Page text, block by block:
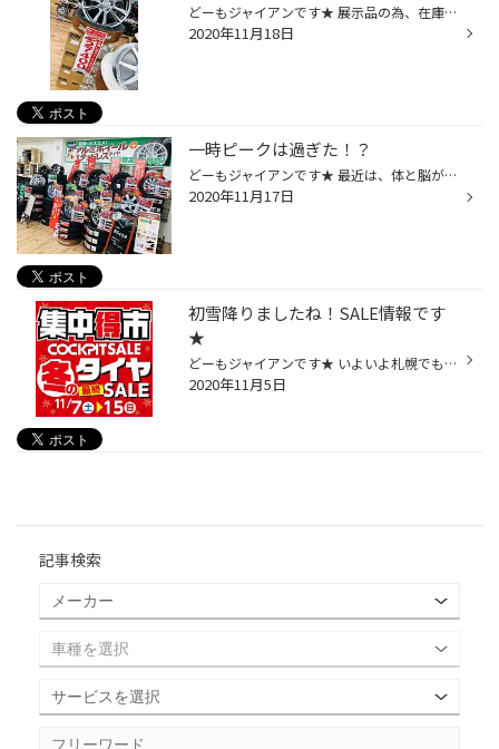
どーもジャイアンです★ 展示品の為、在庫処分価格でご提供できるホイールのご紹介です♪ ①商品：ｼﾋﾞﾗ ﾈｸｽﾄ C-5 サイズ：18X75 5 114 38 ②商品：ｳﾞｧｰﾚﾝ W04 サイズ： 17X70 5 114 38 ③商品：G.SPEED G-03 サイズ：16X65 5 100 48 ④商品：SEIN SV サイズ：14X55 4 100 43 店内中央に展示しています★ 早...
2020年11月18日
一時ピークは過ぎた！？
どーもジャイアンです★ 最近は、体と脳が疲れ果てて、帰りも遅く、 ブログを書く気力が残っていなく。。。 久しぶりの更新になってしまいました！！！！！！ ごめんなさい。。。 さて、初雪も降りまして、 一時ピークは過ぎたかなという感じですが、 まだ、しばらくは、ご予約が埋まっている状態で...
2020年11月17日
初雪降りましたね！SALE情報です
★
どーもジャイアンです★ いよいよ札幌でも初雪が観測されましたね。 昨日の夜は本当に寒く、車のボンネットと窓が凍っていました。。。 タイヤ交換も混雑真っただ中という状態ですが、 ご来店頂きましたお客様には誠意をもってご対応させていただきますので お問い合わせ、お気軽お待ちしております♪...
2020年11月5日
記事検索